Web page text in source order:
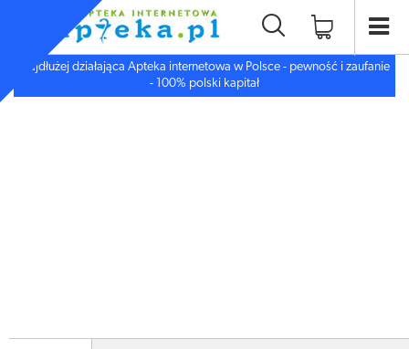
Najdłużej działająca Apteka internetowa w Polsce - pewność i zaufanie
- 100% polski kapitał